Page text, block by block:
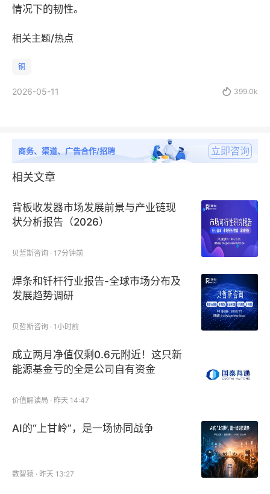
情况下的韧性。
相关主题/热点
铜
2026-05-11  399.0k
商务、渠道、广告合作/招聘 立即咨询
相关文章
背板收发器市场发展前景与产业链现
状分析报告（2026）
贝哲斯咨询 · 17分钟前
焊条和钎杆行业报告-全球市场分布及
发展趋势调研
贝哲斯咨询 · 1小时前
成立两月净值仅剩0.6元附近！这只新
能源基金亏的全是公司自有资金
价值解读局 · 昨天 14:47
AI的“上甘岭”，是一场协同战争
数智猿 · 昨天 13:27